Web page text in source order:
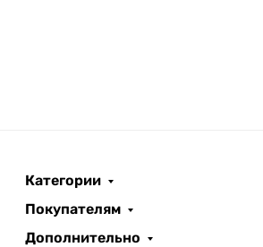
Категории
Покупателям
Дополнительно